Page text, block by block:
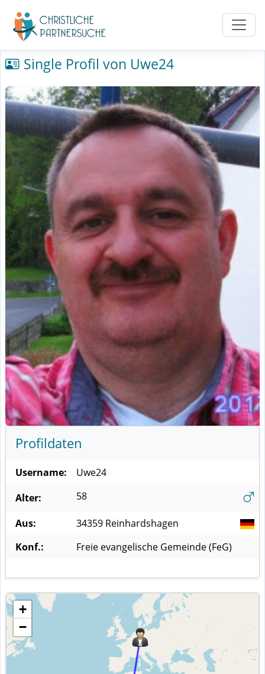
Single Profil von Uwe24
Profildaten
Username:
Uwe24
Alter:
58
Aus: 34359 Reinhardshagen
Konf.:
Freie evangelische Gemeinde (FeG)
+
−